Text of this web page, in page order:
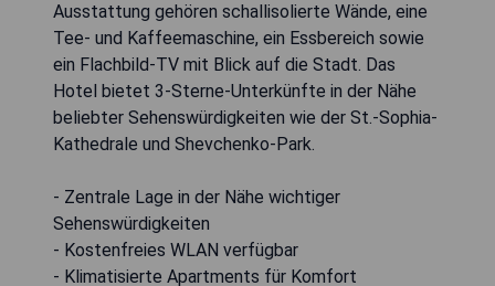
Ausstattung gehören schallisolierte Wände, eine
Tee- und Kaffeemaschine, ein Essbereich sowie
ein Flachbild-TV mit Blick auf die Stadt. Das
Hotel bietet 3-Sterne-Unterkünfte in der Nähe
beliebter Sehenswürdigkeiten wie der St.-Sophia-
Kathedrale und Shevchenko-Park.
- Zentrale Lage in der Nähe wichtiger
Sehenswürdigkeiten
- Kostenfreies WLAN verfügbar
- Klimatisierte Apartments für Komfort